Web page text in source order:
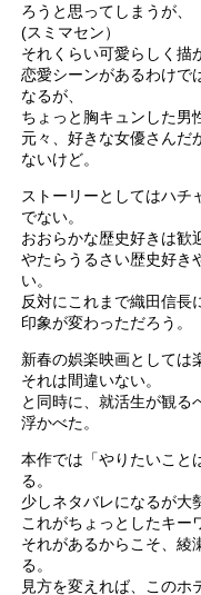
ろうと思ってしまうが、
(スミマセン）
それくらい可愛らしく描
恋愛シーンがあるわけで
なるが、
ちょっと胸キュンした男
元々、好きな女優さんだ
ないけど。
ストーリーとしてはハチ
でない。
おおらかな歴史好きは歓
やたらうるさい歴史好き
い。
反対にこれまで織田信長
印象が変わっただろう。
新春の娯楽映画としては
それは間違いない。
と同時に、就活生が観る
浮かべた。
本作では「やりたいこと
る。
少しネタバレになるが大
これがちょっとしたキー
それがあるからこそ、綾
る。
見方を変えれば、このホ